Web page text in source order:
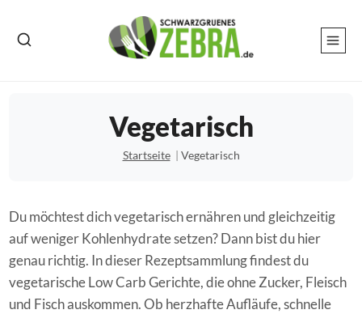
Inhalt
Vegetarisch
Startseite Vegetarisch
Du möchtest dich vegetarisch ernähren und gleichzeitig
auf weniger Kohlenhydrate setzen? Dann bist du hier
genau richtig. In dieser Rezeptsammlung findest du
vegetarische Low Carb Gerichte, die ohne Zucker, Fleisch
und Fisch auskommen. Ob herzhafte Aufläufe, schnelle